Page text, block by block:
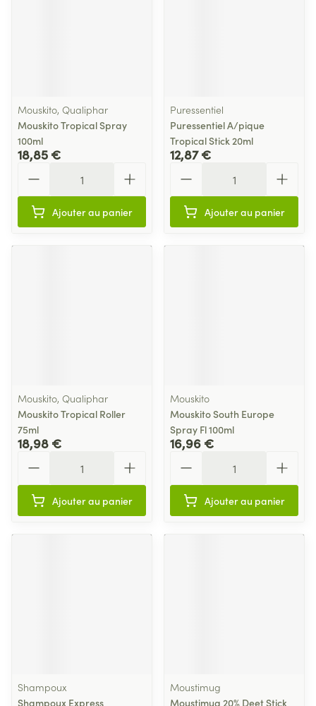
Mouskito, Qualiphar
Mouskito Tropical Spray
100ml
18,85 €
Ajouter au panier
Puressentiel
Puressentiel A/pique
Tropical Stick 20ml
12,87 €
Ajouter au panier
Mouskito, Qualiphar
Mouskito Tropical Roller
75ml
18,98 €
Ajouter au panier
Mouskito
Mouskito South Europe
Spray Fl 100ml
16,96 €
Ajouter au panier
Shampoux
Shampoux Express
Moustimug
Moustimug 20% Deet Stick